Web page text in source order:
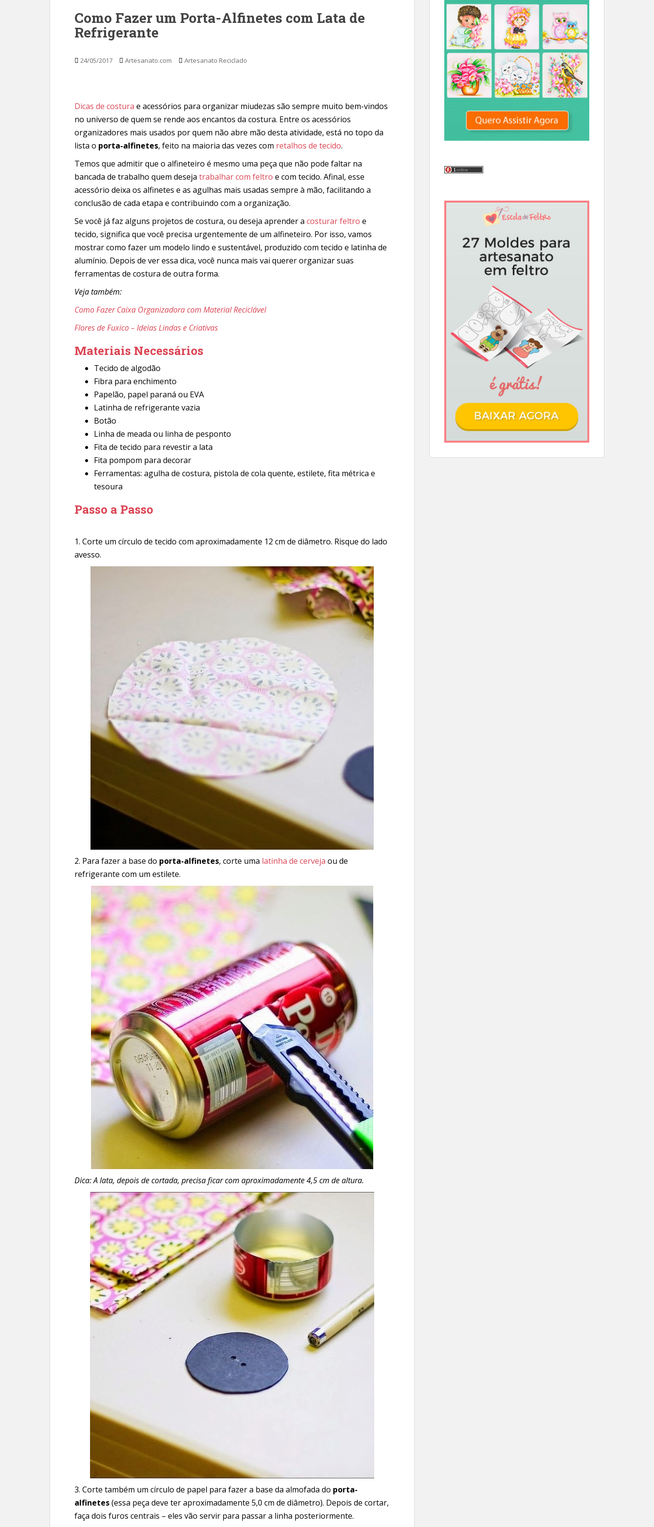
Como Fazer um Porta-Alfinetes com Lata de
Refrigerante
24/05/2017 Artesanato.com Artesanato Reciclado
Dicas de costura e acessórios para organizar miudezas são sempre muito bem-vindos
no universo de quem se rende aos encantos da costura. Entre os acessórios
organizadores mais usados por quem não abre mão desta atividade, está no topo da
lista o porta-alfinetes, feito na maioria das vezes com retalhos de tecido.
Temos que admitir que o alfineteiro é mesmo uma peça que não pode faltar na
bancada de trabalho quem deseja trabalhar com feltro e com tecido. Afinal, esse
acessório deixa os alfinetes e as agulhas mais usadas sempre à mão, facilitando a
conclusão de cada etapa e contribuindo com a organização.
Se você já faz alguns projetos de costura, ou deseja aprender a costurar feltro e
tecido, significa que você precisa urgentemente de um alfineteiro. Por isso, vamos
mostrar como fazer um modelo lindo e sustentável, produzido com tecido e latinha de
alumínio. Depois de ver essa dica, você nunca mais vai querer organizar suas
ferramentas de costura de outra forma.
Veja também:
Como Fazer Caixa Organizadora com Material Reciclável
Flores de Fuxico – Ideias Lindas e Criativas
Materiais Necessários
Tecido de algodão
Fibra para enchimento
Papelão, papel paraná ou EVA
Latinha de refrigerante vazia
Botão
Linha de meada ou linha de pesponto
Fita de tecido para revestir a lata
Fita pompom para decorar
Ferramentas: agulha de costura, pistola de cola quente, estilete, fita métrica e
tesoura
Passo a Passo
1. Corte um círculo de tecido com aproximadamente 12 cm de diâmetro. Risque do lado
avesso.
2. Para fazer a base do porta-alfinetes, corte uma latinha de cerveja ou de
refrigerante com um estilete.
Dica: A lata, depois de cortada, precisa ficar com aproximadamente 4,5 cm de altura.
3. Corte também um círculo de papel para fazer a base da almofada do porta-
alfinetes(essa peça deve ter aproximadamente 5,0 cm de diâmetro). Depois de cortar,
faça dois furos centrais – eles vão servir para passar a linha posteriormente.